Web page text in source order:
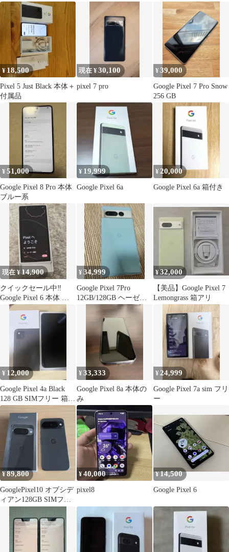
リー
docomo版SIMフリー
¥ 18,500
Pixel 5 Just Black 本体＋
付属品
現在 ¥30,100
pixel 7 pro
¥39,000
Google Pixel 7 Pro Snow
256 GB
¥51,000
Google Pixel 8 Pro 本体
ブルー系
¥ 19,999
Google Pixel 6a
¥ 20,000
Google Pixel 6a 箱付き
現在 ¥14,900
クイックセール中‼️
Google Pixel 6 本体 ピ
ンク
¥34,999
Google Pixel 7Pro
12GB/128GB ヘーゼル
¥32,000
【美品】Google Pixel 7
Lemongrass 箱アリ
¥ 12,000
Google Pixel 4a Black
128 GB SIMフリー 箱あ
り
¥33,333
Google Pixel 8a 本体の
み
¥ 24,999
Google Pixel 7a sim フリ
ー
¥89,800
GooglePixel10 オブシデ
ィアン128GB SIMフリ
¥40,000
pixel8
¥14,500
Google Pixel 6